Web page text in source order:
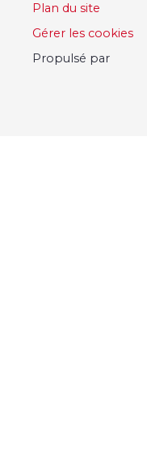
Plan du site
Gérer les cookies
Propulsé par